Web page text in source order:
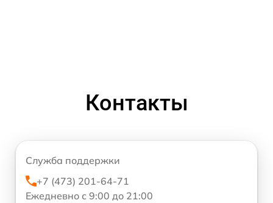
Контакты
Служба поддержки
+7 (473) 201-64-71
Ежедневно с 9:00 до 21:00